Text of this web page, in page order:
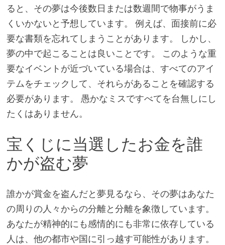
ると、その夢は今後数日または数週間で物事がうま
くいかないと予想しています。 例えば、面接前に必
要な書類を忘れてしまうことがあります。 しかし、
夢の中で起こることは良いことです。 このような重
要なイベントが近づいている場合は、すべてのアイ
テムをチェックして、それらがあることを確認する
必要があります。 愚かなミスですべてを台無しにし
たくはありません。
宝くじに当選したお金を誰
かが盗む夢
誰かが賞金を盗んだと夢見るなら、その夢はあなた
の周りの人々からの分離と分離を象徴しています。
あなたが精神的にも感情的にも非常に依存している
人は、他の都市や国に引っ越す可能性があります。